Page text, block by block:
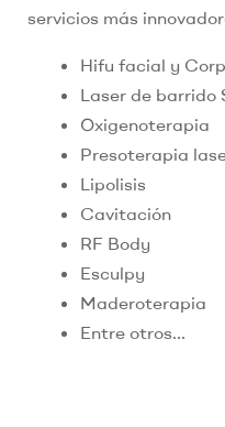
servicios más
Hifu facial y
Laser de barrido
Oxigenoterapia
Presoterapia
Lipolisis
Cavitación
RF Body
Esculpy
Maderoterapia
Entre otros…